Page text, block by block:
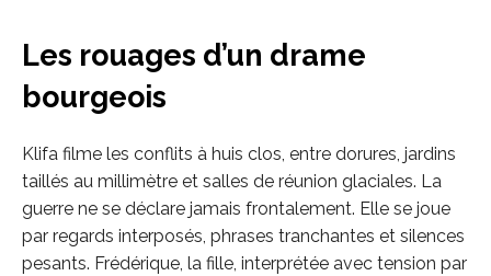
Les rouages d’un drame
bourgeois
Klifa filme les conflits à huis clos, entre dorures, jardins
taillés au millimètre et salles de réunion glaciales. La
guerre ne se déclare jamais frontalement. Elle se joue
par regards interposés, phrases tranchantes et silences
pesants. Frédérique, la fille, interprétée avec tension par